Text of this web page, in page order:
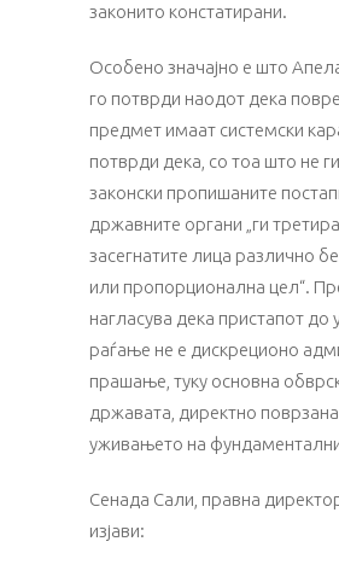
законито констатирани.
Особено значајно е што
го потврди наодот дека
предмет имаат системски
потврди дека, со тоа што не
законски пропишаните
државните органи „ги
засегнатите лица различно
или пропорционална цел“.
нагласува дека пристапот до
раѓање не е дискреционо
прашање, туку основна
државата, директно
уживањето на
Сенада Сали, правна
изјави: